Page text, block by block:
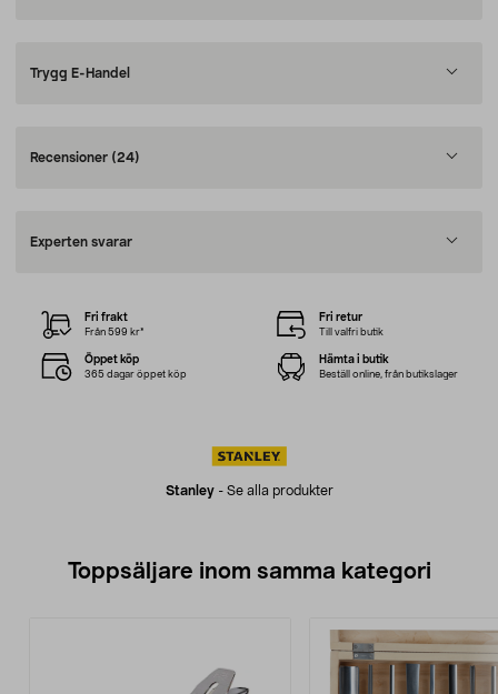
Trygg E-Handel
Recensioner (24)
Experten svarar
Stanley- Se alla produkter
Fri frakt
Från 599 kr*
Fri retur
Till valfri butik
Öppet köp
365 dagar öppet köp
Hämta i butik
Beställ online, från butikslager
Toppsäljare inom samma kategori